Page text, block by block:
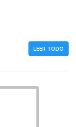
LEER TODO